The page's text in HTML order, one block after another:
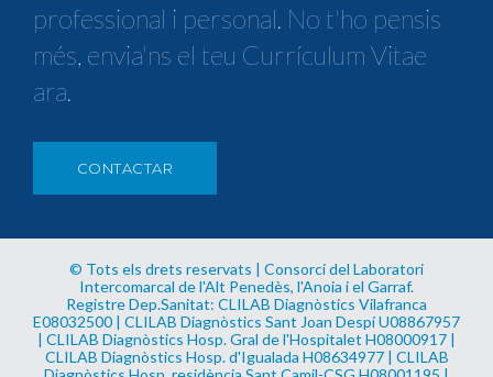
professional i personal. No t'ho pensis
més, envia'ns el teu Currículum Vitae
ara.
CONTACTAR
© Tots els drets reservats | Consorci del Laboratori
Intercomarcal de l'Alt Penedès, l'Anoia i el Garraf.
Registre Dep.Sanitat: CLILAB Diagnòstics Vilafranca
E08032500 | CLILAB Diagnòstics Sant Joan Despí U08867957
| CLILAB Diagnòstics Hosp. Gral de l'Hospitalet H08000917 |
CLILAB Diagnòstics Hosp. d'Igualada H08634977 | CLILAB